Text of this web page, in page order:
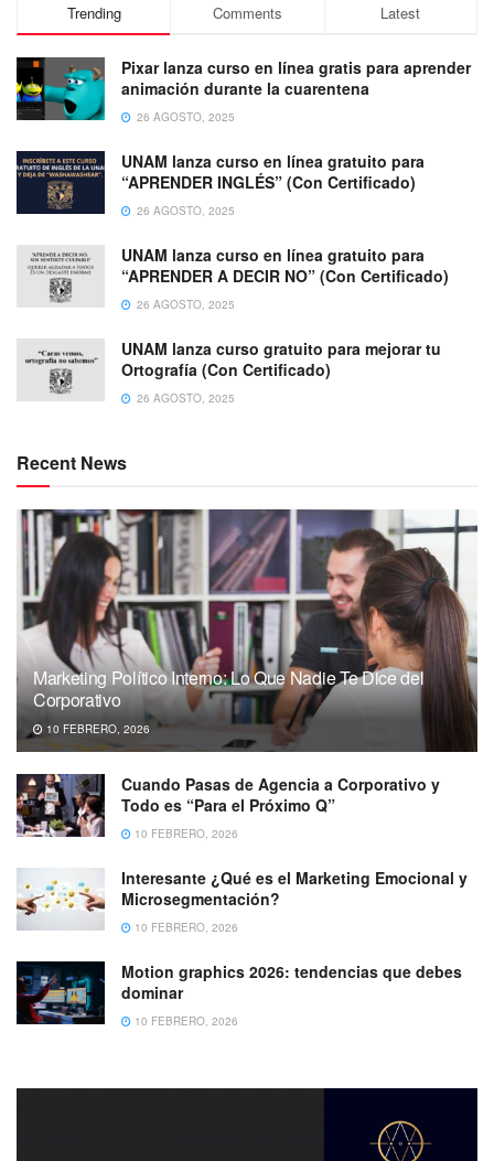
Trending Comments Latest
Pixar lanza curso en línea gratis para aprender
animación durante la cuarentena
26 AGOSTO, 2025
UNAM lanza curso en línea gratuito para
“APRENDER INGLÉS” (Con Certificado)
26 AGOSTO, 2025
UNAM lanza curso en línea gratuito para
“APRENDER A DECIR NO” (Con Certificado)
26 AGOSTO, 2025
UNAM lanza curso gratuito para mejorar tu
Ortografía (Con Certificado)
26 AGOSTO, 2025
Recent News
Marketing Político Interno: Lo Que Nadie Te Dice del
Corporativo
10 FEBRERO, 2026
Cuando Pasas de Agencia a Corporativo y
Todo es “Para el Próximo Q”
10 FEBRERO, 2026
Interesante ¿Qué es el Marketing Emocional y
Microsegmentación?
10 FEBRERO, 2026
Motion graphics 2026: tendencias que debes
dominar
10 FEBRERO, 2026